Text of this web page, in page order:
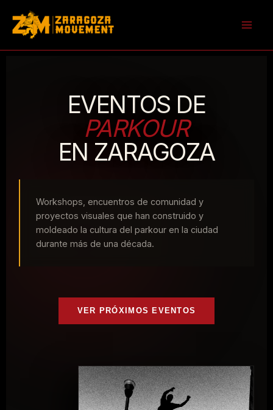
contenido
EVENTOS DE
PARKOUR
EN ZARAGOZA
Workshops, encuentros de comunidad y
proyectos visuales que han construido y
moldeado la cultura del parkour en la ciudad
durante más de una década.
VER PRÓXIMOS EVENTOS